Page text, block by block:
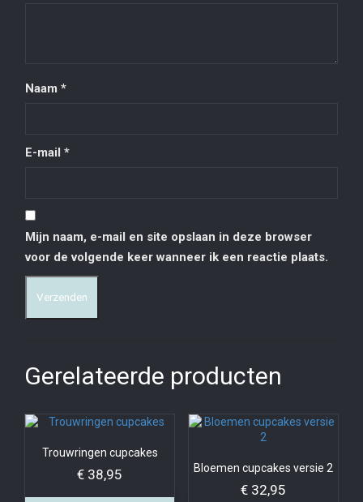
Naam *
E-mail *
Mijn naam, e-mail en site opslaan in deze browser
voor de volgende keer wanneer ik een reactie plaats.
Gerelateerde producten
Trouwringen cupcakes
€ 38,95 Bloemen cupcakes versie 2
€32,95